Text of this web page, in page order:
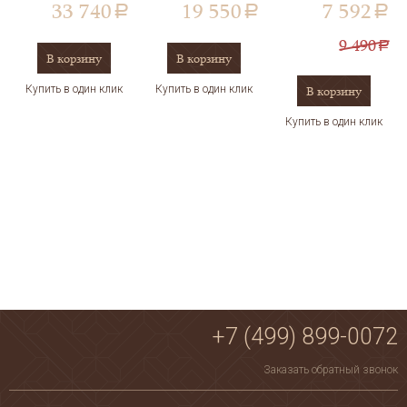
33 740 a
В корзину
Купить в один клик
19 550 a
В корзину
Купить в один клик
7 592 a
9 490a
В корзину
Купить в один клик
+7 (499) 899-0072
Заказать обратный звонок